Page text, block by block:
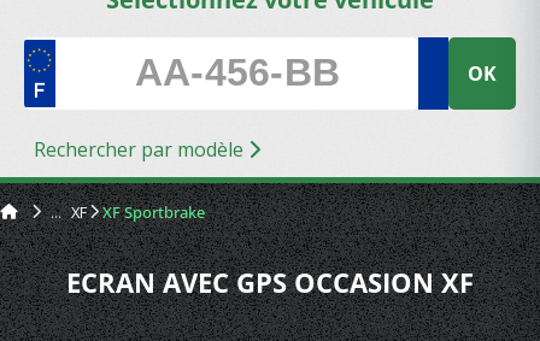
OK
Rechercher par modèle
XF XF Sportbrake
ECRAN AVEC GPS OCCASION XF